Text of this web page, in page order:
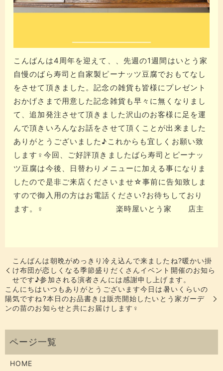
こんばんは​​​️4周年を迎えて、、​​​先週の1週間はいとう家
自慢のばら寿司と自家製ピーナッツ豆腐でおもてなし
をさせて頂きました。​​​​記念の雑貨も皆様にプレゼント
おかげさまで用意した記念雑貨も早々に無くなりまし
て、追加発注させて頂きました​​​​沢山のお客様に足を運
んで頂きいろんなお話をさせて頂くことが出来ました
ありがとうございました♪​​​これからも宜しくお願い致
します‍♀️​​​今回、ご好評頂きましたばら寿司とピーナッ
ツ豆腐は今後、日替わりメニューに加える事になりま
したので是非ご来店くださいませ☆​​​事前に告知致しま
すので御入用の方はお電話ください?お待ちしており
ます。‍♀️ 楽時屋いとう家 店主
こんばんは朝晩がめっきり冷え込んで来ましたね?暖かい掛
け布団が恋しくなる季節盛りだくさんイベント開催のお知ら
せです♪参加される演者さんには感謝申し上げます。
こんにちはいつもありがとうございます今日は暑いくらいの
陽気ですね?本日のお品書きは販売開始したいとう家ガーデ
ンの苗のお知らせと共にお届けします‍♀️
HOME